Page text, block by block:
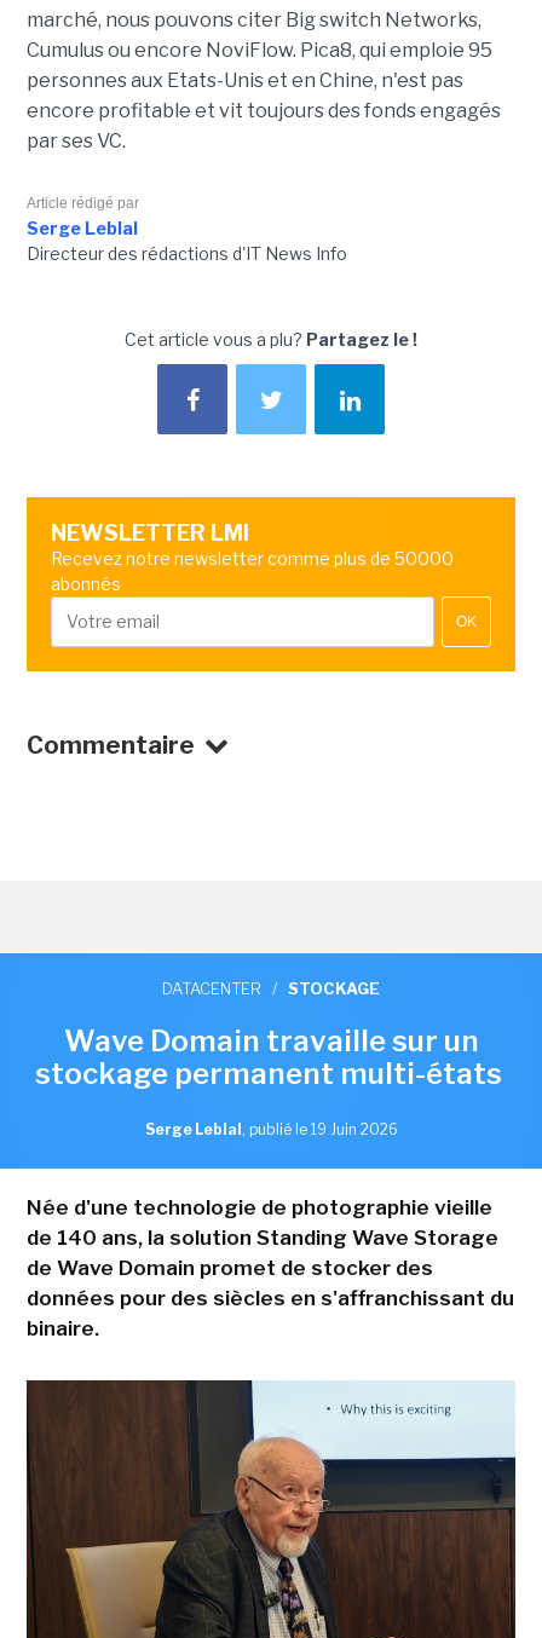
marché, nous pouvons citer Big switch Networks,
Cumulus ou encore NoviFlow. Pica8, qui emploie 95
personnes aux Etats-Unis et en Chine, n'est pas
encore profitable et vit toujours des fonds engagés
par ses VC.
Article rédigé par
Serge Leblal
Directeur des rédactions d'IT News Info
Cet article vous a plu? Partagez le !
NEWSLETTER LMI
Recevez notre newsletter comme plus de 50000
abonnés
OK
Commentaire
DATACENTER / STOCKAGE
Wave Domain travaille sur un
stockage permanent multi-états
Serge Leblal , publié le 19 Juin 2026
Née d'une technologie de photographie vieille
de 140 ans, la solution Standing Wave Storage
de Wave Domain promet de stocker des
données pour des siècles en s'affranchissant du
binaire.